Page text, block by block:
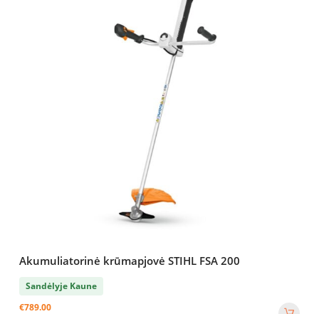
Akumuliatorinė krūmapjovė STIHL FSA 200
Sandėlyje Kaune
€789.00